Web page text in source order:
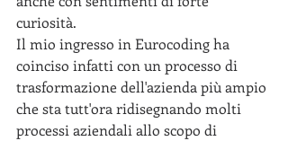
curiosità.
Il mio ingresso in Eurocoding ha
coinciso infatti con un processo di
trasformazione dell'azienda più ampio
che sta tutt'ora ridisegnando molti
processi aziendali allo scopo di